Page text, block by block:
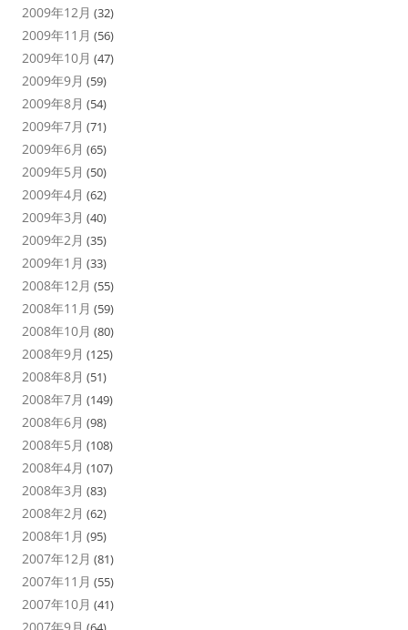
2009年12月 (32)
2009年11月 (56)
2009年10月 (47)
2009年9月 (59)
2009年8月 (54)
2009年7月 (71)
2009年6月 (65)
2009年5月 (50)
2009年4月 (62)
2009年3月 (40)
2009年2月 (35)
2009年1月 (33)
2008年12月 (55)
2008年11月 (59)
2008年10月 (80)
2008年9月 (125)
2008年8月 (51)
2008年7月 (149)
2008年6月 (98)
2008年5月 (108)
2008年4月 (107)
2008年3月 (83)
2008年2月 (62)
2008年1月 (95)
2007年12月 (81)
2007年11月 (55)
2007年10月 (41)